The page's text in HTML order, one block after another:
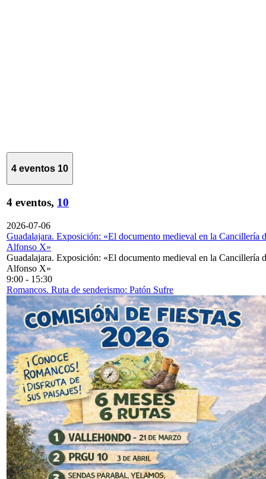
4 eventos 10
4 eventos, 10
2026-07-06
Guadalajara. Exposición: «El documento medieval en la Cancillería
Alfonso X»
Guadalajara. Exposición: «El documento medieval en la Cancillería
Alfonso X»
9:00 - 15:30
Romancos. Ruta de senderismo: Patón Sufre